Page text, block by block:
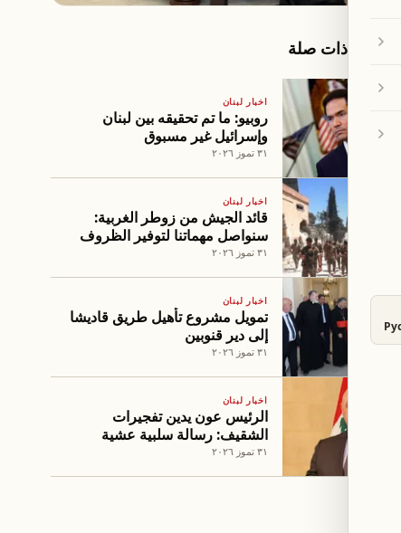
مقالات ذات صلة
اخبار لبنان
روبيو: ما تم تحقيقه بين لبنان
وإسرائيل غير مسبوق
٣١ تموز ٢٠٢٦
اخبار لبنان
قائد الجيش من زوطر الغربية:
سنواصل مهماتنا لتوفير الظروف
الملائمة لعودة الأهالي
٣١ تموز ٢٠٢٦
اخبار لبنان
تمويل مشروع تأهيل طريق قاديشا
إلى دير قنوبين
٣١ تموز ٢٠٢٦
اخبار لبنان
الرئيس عون يدين تفجيرات
الشقيف: رسالة سلبية عشية
جلسة روما
٣١ تموز ٢٠٢٦